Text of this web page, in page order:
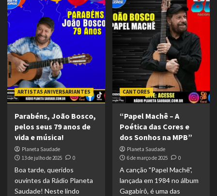
ARTISTAS ANIVERSARIANTES
Parabéns, João Bosco,
pelos seus 79 anos de
vida e música!
Planeta Saudade
13 de julho de 2025
0
Boa tarde, queridos
ouvintes da Rádio Planeta
Saudade! Neste lindo
CANTORES
“Papel Machê – A
Poética das Cores e
dos Sonhos na MPB”
Planeta Saudade
6 de março de 2025
0
A canção "Papel Machê",
lançada em 1984 no álbum
Gagabirô, é uma das